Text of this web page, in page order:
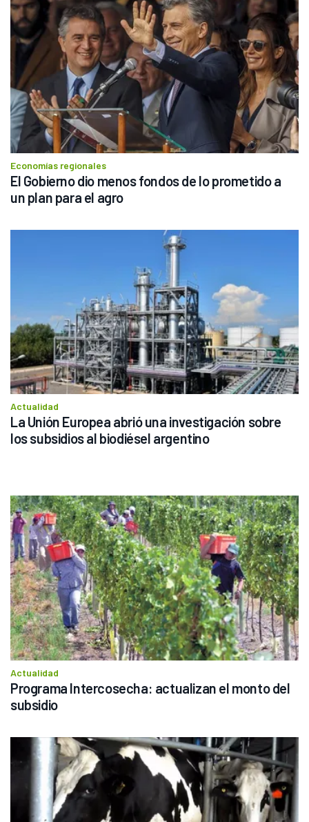
Economías regionales
El Gobierno dio menos fondos de lo prometido a
un plan para el agro
Actualidad
La Unión Europea abrió una investigación sobre
los subsidios al biodiésel argentino
Actualidad
Programa Intercosecha: actualizan el monto del
subsidio